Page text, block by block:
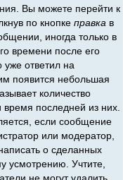
Вы можете перейти к
по кнопке правка в
иногда только в
времени после его
уже ответил на
появится небольшая
количество
время последней из них.
если сообщение
или модератор,
о сделанных
усмотрению. Учтите,